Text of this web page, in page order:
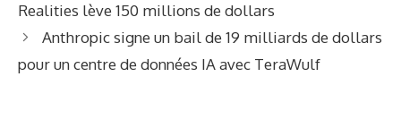
Realities lève 150 millions de dollars
Anthropic signe un bail de 19 milliards de dollars
pour un centre de données IA avec TeraWulf